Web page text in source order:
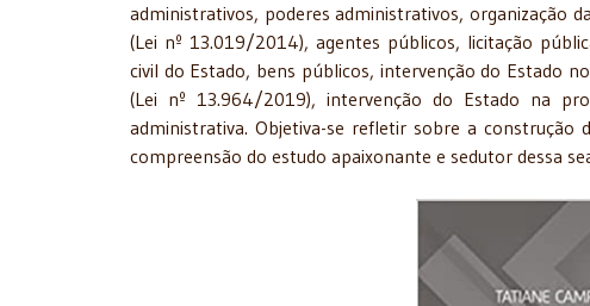
administrativos, poderes administrativos, organização
(Lei nº 13.019/2014), agentes públicos, licitação
civil do Estado, bens públicos, intervenção do Estado
(Lei nº 13.964/2019), intervenção do Estado na
administrativa. Objetiva-se refletir sobre a
compreensão do estudo apaixonante e sedutor dessa